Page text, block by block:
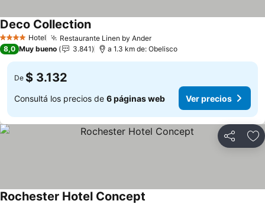
4 EstrellasHotel Restaurante Linen by Ander
Deco Collection
8,0 Muy bueno 3.841 a 1.3 km de: Obelisco
De $ 3.132
Consultá los precios de 6 páginas web Ver precios
Compartir
Rochester Hotel Concept